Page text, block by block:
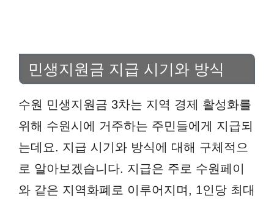
민생지원금 지급 시기와 방식
수원 민생지원금 3차는 지역 경제 활성화를
위해 수원시에 거주하는 주민들에게 지급되
는데요. 지급 시기와 방식에 대해 구체적으
로 알아보겠습니다. 지급은 주로 수원페이
와 같은 지역화폐로 이루어지며, 1인당 최대